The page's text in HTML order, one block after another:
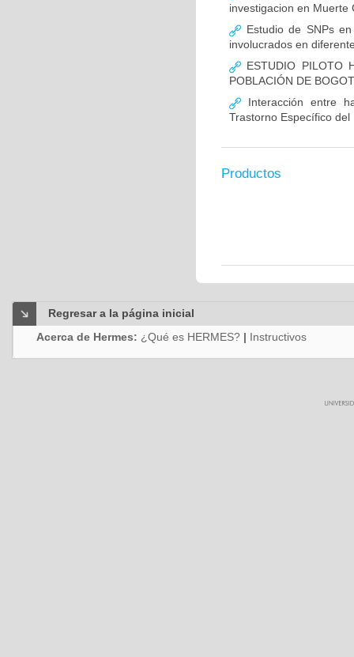
investigacion en Muerte
Estudio de SNPs
involucrados en
ESTUDIO PILOTO
POBLACIÓN DE
Interacción entre
Trastorno Específico del
Productos
Regresar a la página inicial
Acerca de Hermes: ¿Qué es HERMES? | Instructivos